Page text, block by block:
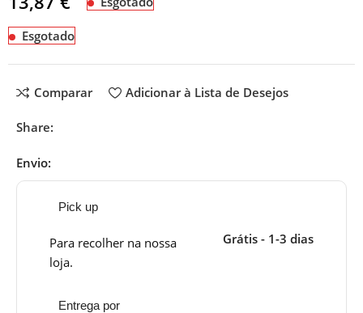
Esgotado
Comparar Adicionar à Lista de Desejos
Share:
Envio:
Pick up
Para recolher na nossa
loja.
Grátis - 1-3 dias
Entrega por